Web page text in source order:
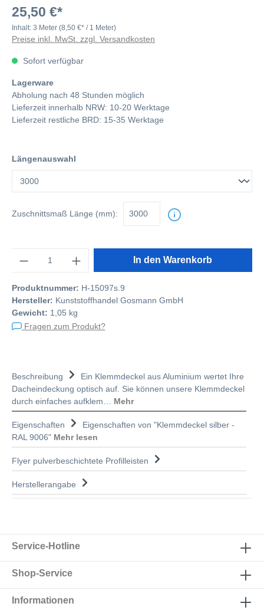
25,50 €*
Inhalt: 3 Meter (8,50 €* / 1 Meter)
Preise inkl. MwSt. zzgl. Versandkosten
Sofort verfügbar
Lagerware
Abholung nach 48 Stunden möglich
Lieferzeit innerhalb NRW: 10-20 Werktage
Lieferzeit restliche BRD: 15-35 Werktage
Längenauswahl
Zuschnittsmaß Länge (mm):
In den Warenkorb
Produktnummer: H-15097s.9
Hersteller: Kunststoffhandel Gosmann GmbH
Gewicht: 1,05 kg
Fragen zum Produkt?
Beschreibung
Ein Klemmdeckel aus Aluminium wertet Ihre
Dacheindeckung optisch auf. Sie können unsere Klemmdeckel
durch einfaches aufklem… Mehr
Eigenschaften
Eigenschaften von "Klemmdeckel silber -
RAL 9006" Mehr lesen
Flyer pulverbeschichtete Profilleisten
Herstellerangabe
Service-Hotline
Shop-Service
Informationen